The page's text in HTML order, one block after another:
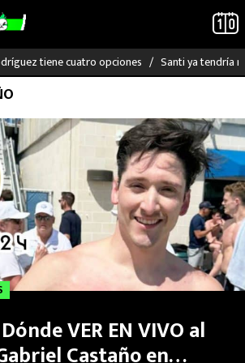
tiene cuatro opciones Santi ya tendría
VER EN VIVO al
Castaño en